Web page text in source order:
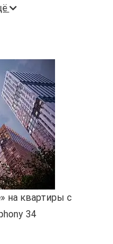
на квартиры с
34